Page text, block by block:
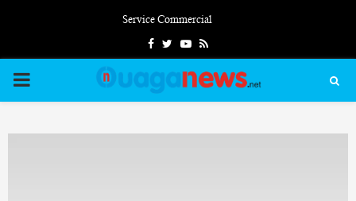
Service Commercial
FacebookTwitterYoutube
Rss
PRIMARY